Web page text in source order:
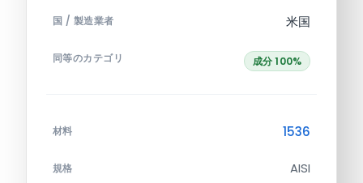
国 / 製造業者 米国
同等のカテゴリ 成分 100%
材料 1536
規格 AISI